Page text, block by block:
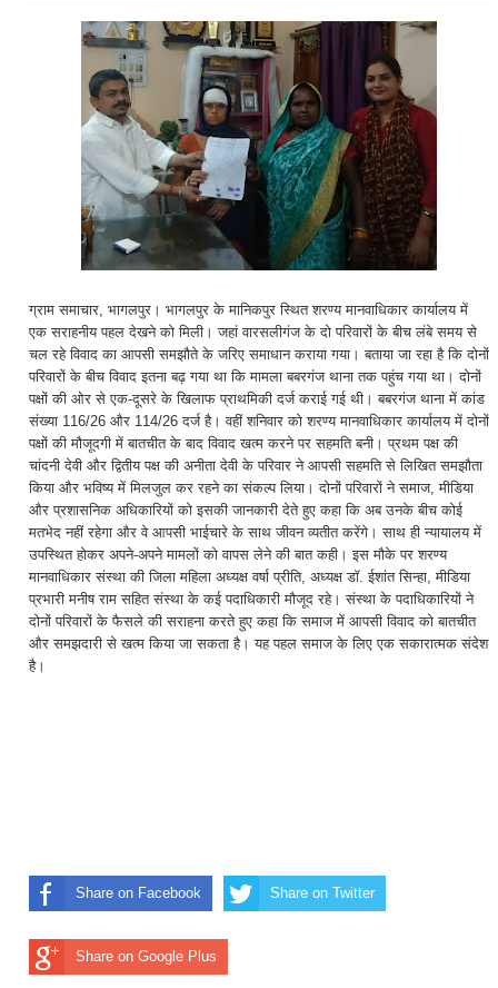
ग्राम समाचार, भागलपुर। भागलपुर के मानिकपुर स्थित शरण्य मानवाधिकार कार्यालय में
एक सराहनीय पहल देखने को मिली। जहां वारसलीगंज के दो परिवारों के बीच लंबे समय से
चल रहे विवाद का आपसी समझौते के जरिए समाधान कराया गया। बताया जा रहा है कि दोनों
परिवारों के बीच विवाद इतना बढ़ गया था कि मामला बबरगंज थाना तक पहुंच गया था। दोनों
पक्षों की ओर से एक-दूसरे के खिलाफ प्राथमिकी दर्ज कराई गई थी। बबरगंज थाना में कांड
संख्या 116/26 और 114/26 दर्ज है। वहीं शनिवार को शरण्य मानवाधिकार कार्यालय में दोनों
पक्षों की मौजूदगी में बातचीत के बाद विवाद खत्म करने पर सहमति बनी। प्रथम पक्ष की
चांदनी देवी और द्वितीय पक्ष की अनीता देवी के परिवार ने आपसी सहमति से लिखित समझौता
किया और भविष्य में मिलजुल कर रहने का संकल्प लिया। दोनों परिवारों ने समाज, मीडिया
और प्रशासनिक अधिकारियों को इसकी जानकारी देते हुए कहा कि अब उनके बीच कोई
मतभेद नहीं रहेगा और वे आपसी भाईचारे के साथ जीवन व्यतीत करेंगे। साथ ही न्यायालय में
उपस्थित होकर अपने-अपने मामलों को वापस लेने की बात कही। इस मौके पर शरण्य
मानवाधिकार संस्था की जिला महिला अध्यक्ष वर्षा प्रीति, अध्यक्ष डॉ. ईशांत सिन्हा, मीडिया
प्रभारी मनीष राम सहित संस्था के कई पदाधिकारी मौजूद रहे। संस्था के पदाधिकारियों ने
दोनों परिवारों के फैसले की सराहना करते हुए कहा कि समाज में आपसी विवाद को बातचीत
और समझदारी से खत्म किया जा सकता है। यह पहल समाज के लिए एक सकारात्मक संदेश
है।
Share on Facebook Share on Twitter
Share on Google Plus